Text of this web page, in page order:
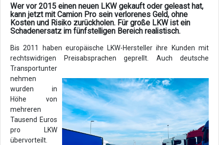
Wer vor 2015 einen neuen LKW gekauft oder geleast hat,
kann jetzt mit Camion Pro sein verlorenes Geld, ohne
Kosten und Risiko zurückholen. Für große LKW ist ein
Schadenersatz im fünfstelligen Bereich realistisch.
Bis 2011 haben europäische LKW-Hersteller ihre Kunden mit
rechtswidrigen Preisabsprachen geprellt. Auch deutsche
Transportunter
nehmen
wurden in
Höhe von
mehreren
Tausend Euros
pro LKW
übervorteilt.